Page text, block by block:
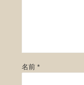
名前 *